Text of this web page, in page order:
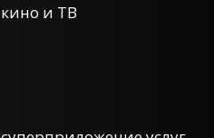
кино и ТВ